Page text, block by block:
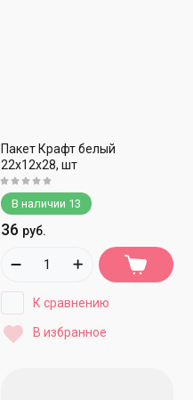
Пакет Крафт белый
22х12х28, шт
В наличии 13
36 руб.
К сравнению
В избранное